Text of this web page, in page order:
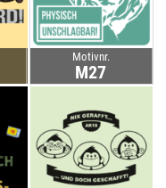
Motivnr.
M27